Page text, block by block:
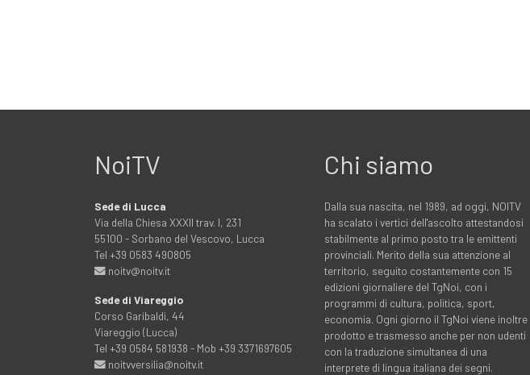
NoiTV
Sede di Lucca
Via della Chiesa XXXII trav. I, 231
55100 - Sorbano del Vescovo, Lucca
Tel +39 0583 490805
noitv@noitv.it
Sede di Viareggio
Corso Garibaldi, 44
Viareggio (Lucca)
Tel +39 0584 581938 - Mob +39 3371697605
noitvversilia@noitv.it
Chi siamo
Dalla sua nascita, nel 1989, ad oggi, NOITV
ha scalato i vertici dell'ascolto attestandosi
stabilmente al primo posto tra le emittenti
provinciali. Merito della sua attenzione al
territorio, seguito costantemente con 15
edizioni giornaliere del TgNoi, con i
programmi di cultura, politica, sport,
economia. Ogni giorno il TgNoi viene inoltre
prodotto e trasmesso anche per non udenti
con la traduzione simultanea di una
interprete di lingua italiana dei segni.